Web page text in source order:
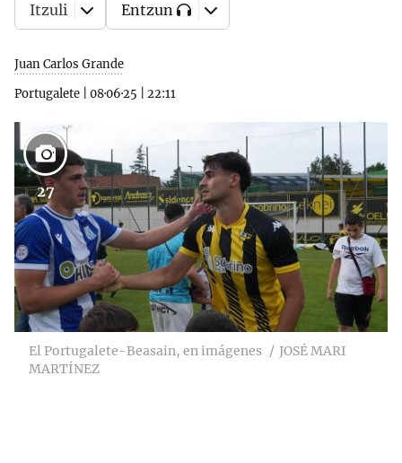
Juan Carlos Grande
Portugalete
08·06·25 22:11
Itzuli Entzun
27
El Portugalete-Beasain, en imágenes
JOSÉ MARI
MARTÍNEZ